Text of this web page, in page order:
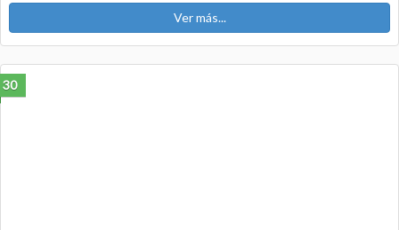
Ver más...
30